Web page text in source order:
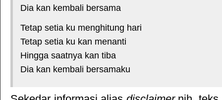
Dia kan kembali bersama
Tetap setia ku menghitung hari
Tetap setia ku kan menanti
Hingga saatnya kan tiba
Dia kan kembali bersamaku